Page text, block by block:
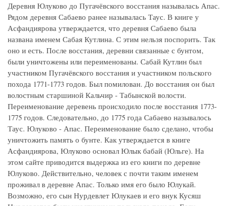
Деревня Юлуково до Пугачёвского восстания называлась Апас.
Рядом деревня Сабаево ранее называлась Таус. В книге у
Асфандиярова утверждается, что деревня Сабаево была
названа именем Сабая Кутлина. С этим нельзя поспорить. Так
оно и есть. После восстания, деревни связанные с бунтом,
были уничтожены или переименованы. Сабай Кутлин был
участником Пугачёвского восстания и участником польского
похода 1771-1773 годов. Был помилован. До восстания он был
волостным старшиной Кальчир - Табынской волости.
Переименование деревень происходило после восстания 1773-
1775 годов. Следовательно, до 1775 года Сабаево называлось
Таус. Юлуково - Апас. Переименование было сделано, чтобы
уничтожить память о бунте. Как утверждается в книге
Асфандиярова, Юлуково основал Юлык бабай (Юльге). На
этом сайте приводится выдержка из его книги по деревне
Юлуково. Действительно, человек с почти таким именем
проживал в деревне Апас. Только имя его было Юлукай.
Возможно, его сын Нурдевлет Юлукаев и его внук Кусяш